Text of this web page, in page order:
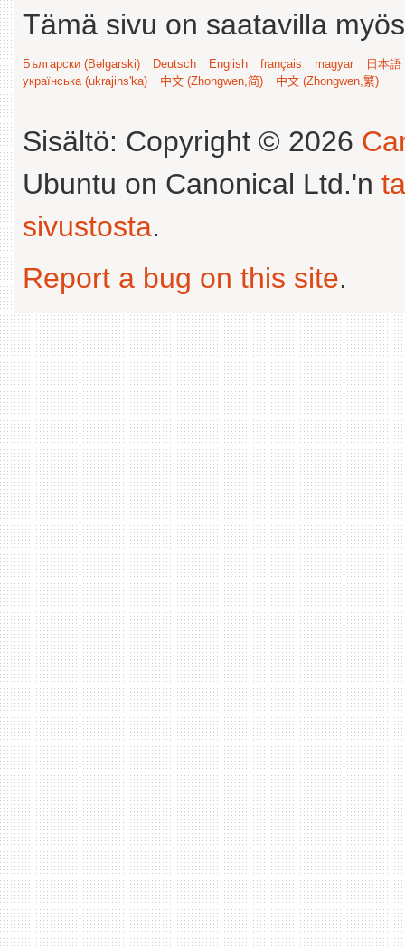
Tämä sivu on saatavilla
Български (Bəlgarski) Deutsch English français magyar
日本
українська (ukrajins'ka)
中文 (Zhongwen,简) 中文 (Zhongwen,繁)
Sisältö: Copyright © 2026
Ubuntu on Canonical Ltd.'n
sivustosta.
Report a bug on this site.